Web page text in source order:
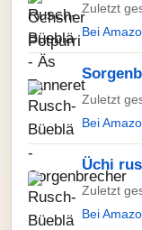
Zuletzt
Bei
Zuletzt
Bei
Üchi
Zuletzt
Bei